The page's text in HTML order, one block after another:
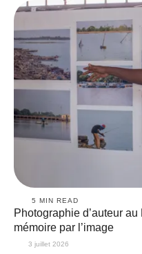
5 MIN READ
Photographie d’auteur
mémoire par l’image
3 juillet 2026